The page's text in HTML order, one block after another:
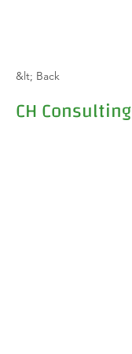
&lt; Back
CH Consulting